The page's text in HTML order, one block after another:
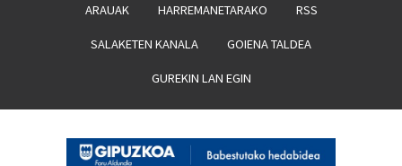
ARAUAK HARREMANETARAKO RSS
SALAKETEN KANALA GOIENA TALDEA
GUREKIN LAN EGIN